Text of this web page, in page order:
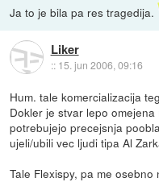
Ja to je bila pa res tragedija.
Liker
:: 15. jun 2006, 09:16
Hum. tale komercializacija
Dokler je stvar lepo
potrebujejo precejsnja
ujeli/ubili vec ljudi tipa Al
Tale Flexispy, pa me